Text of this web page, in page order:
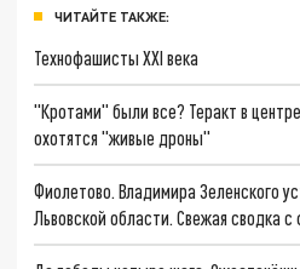
ЧИТАЙТЕ ТАКЖЕ:
Технофашисты XXI века
"Кротами" были все? Теракт в
охотятся "живые дроны"
Фиолетово. Владимира Зеленского
Львовской области. Свежая сводка с